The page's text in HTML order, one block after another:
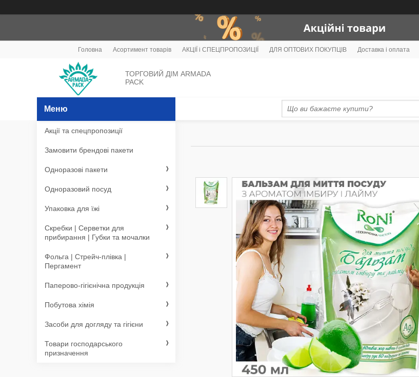
Головна Асортимент товарів АКЦІЇ і СПЕЦПРОПОЗИЦІЇ ДЛЯ ОПТОВИХ ПОКУПЦІВ Доставка і оплата
ТОРГОВИЙ ДІМ ARMADA
PACK
Акції та спецпропозиції
Замовити брендові пакети
Одноразові пакети
Одноразовий посуд
Упаковка для їжі
Скребки | Серветки для
прибирання | Губки та мочалки
Фольга | Стрейч-плівка |
Пергамент
Паперово-гігієнічна продукція
Побутова хімія
Засоби для догляду та гігієни
Товари господарського
призначення